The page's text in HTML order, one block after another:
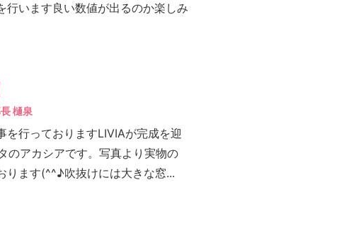
行います良い数値が出るのか楽しみ
樋泉
を行っておりますLIVIAが完成を迎
のアカシアです。写真より実物の
ります(^^♪吹抜けには大きな窓...